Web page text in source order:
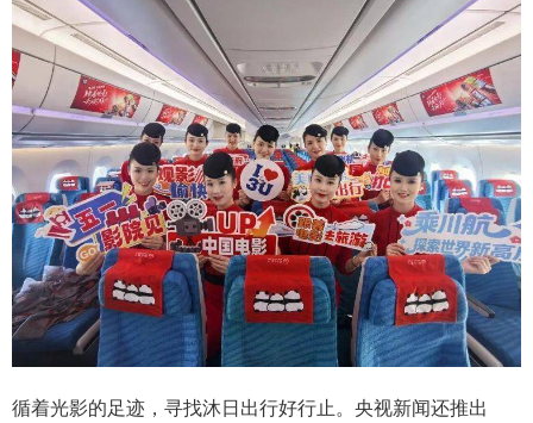
循着光影的足迹，寻找沐日出行好行止。央视新闻还推出